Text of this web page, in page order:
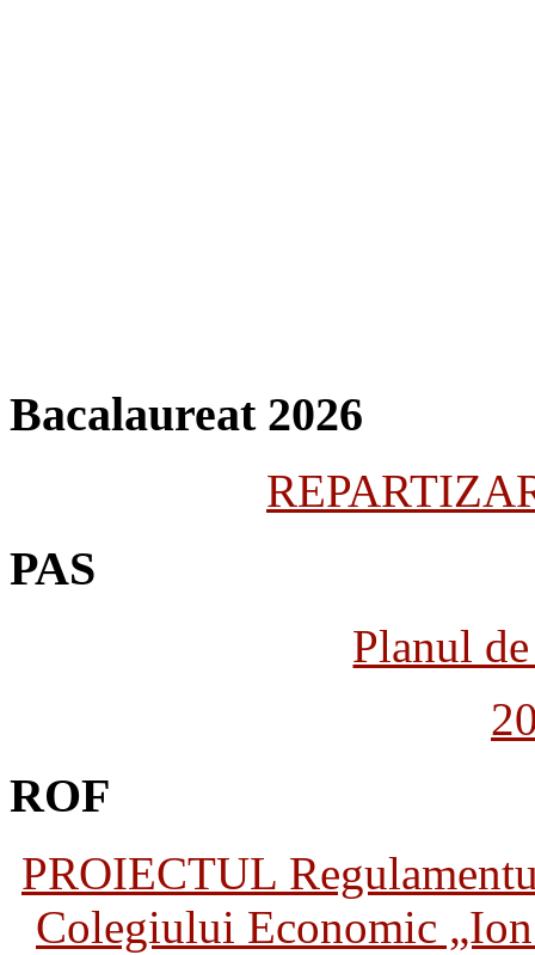
Bacalaureat 2026
PAS
Planul
ROF
PROIECTUL
Colegiului Economic